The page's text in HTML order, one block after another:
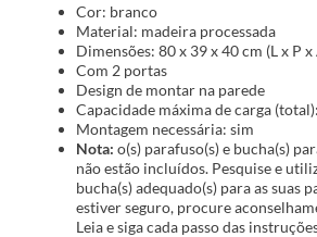
Cor: branco
Material: madeira processada
Dimensões: 80 x 39 x 40 cm (L x P x
Com 2 portas
Design de montar na parede
Capacidade máxima de carga
Montagem necessária: sim
Nota: o(s) parafuso(s) e bucha(s)
não estão incluídos. Pesquise e
bucha(s) adequado(s) para as suas
estiver seguro, procure
Leia e siga cada passo das